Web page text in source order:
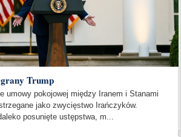
Trump
umowy pokojowej między Iranem i Stanami
jako zwycięstwo Irańczyków.
posunięte ustępstwa, m...